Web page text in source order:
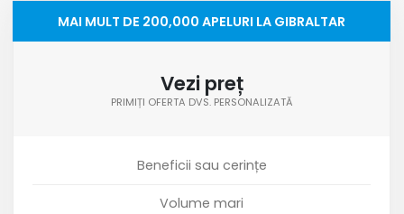
MAI MULT DE 200,000 APELURI LA GIBRALTAR
Vezi preț
PRIMIȚI OFERTA DVS. PERSONALIZATĂ
Beneficii sau cerințe
Volume mari